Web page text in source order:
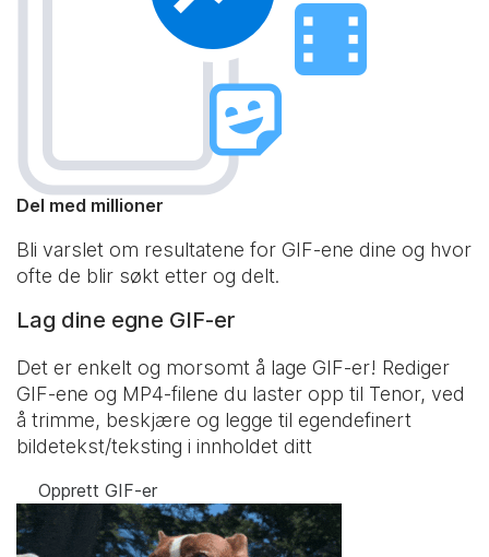
Del med millioner
Bli varslet om resultatene for GIF-ene dine og hvor
ofte de blir søkt etter og delt.
Lag dine egne GIF-er
Det er enkelt og morsomt å lage GIF-er! Rediger
GIF-ene og MP4-filene du laster opp til Tenor, ved
å trimme, beskjære og legge til egendefinert
bildetekst/teksting i innholdet ditt
Opprett GIF-er